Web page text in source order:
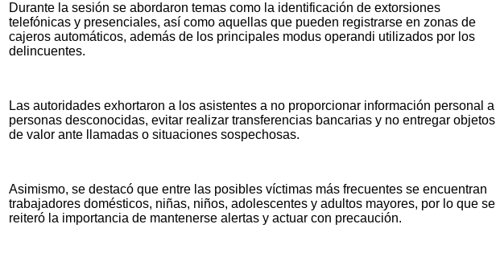
Durante la sesión se abordaron temas como la identificación de extorsiones
telefónicas y presenciales, así como aquellas que pueden registrarse en zonas de
cajeros automáticos, además de los principales modus operandi utilizados por los
delincuentes.
Las autoridades exhortaron a los asistentes a no proporcionar información personal a
personas desconocidas, evitar realizar transferencias bancarias y no entregar objetos
de valor ante llamadas o situaciones sospechosas.
Asimismo, se destacó que entre las posibles víctimas más frecuentes se encuentran
trabajadores domésticos, niñas, niños, adolescentes y adultos mayores, por lo que se
reiteró la importancia de mantenerse alertas y actuar con precaución.